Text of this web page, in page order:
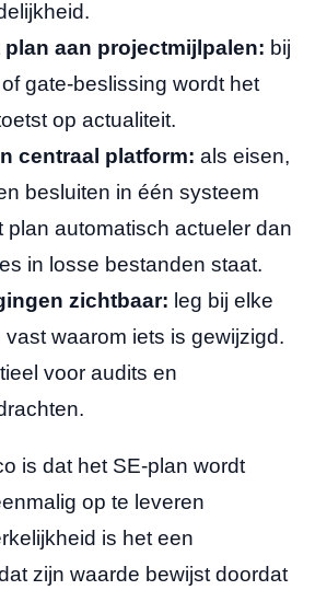
plan aan projectmijlpalen: bij
gate-beslissing wordt het
op actualiteit.
centraal platform: als eisen,
besluiten in één systeem
plan automatisch actueler dan
in losse bestanden staat.
zichtbaar: leg bij elke
waarom iets is gewijzigd.
voor audits en
is dat het SE-plan wordt
op te leveren
is het een
zijn waarde bewijst doordat